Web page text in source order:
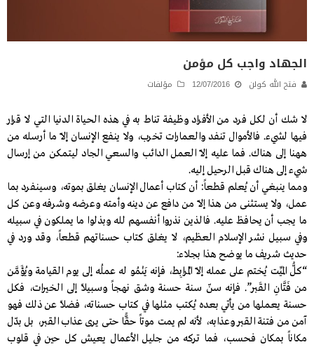
الجهاد واجب كل مؤمن
فتح الله كولن 12/07/2016 مؤلفات
لا شك أن لكل فرد من الأفراد وظيفة تناط به في هذه الحياة الدنيا التي لا قرار
فيها لشيء. فالأموال تنفد والعمارات تخرب، ولا ينفع الإنسان إلاّ ما أرسله من
ههنا إلى هناك. فما عليه إلاّ العمل الدائب والسعي الجاد ليتمكن من إرسال
شيء إلى هناك قبل الرحيل إليه.
ومما ينبغي أن يُعلم قطعاً: أن كتاب أعمال الإنسان يغلق بموته، وسينفرد بما
عمل، ولا يستثنى من هذا إلاّ من دافع عن دينه وأمته وعرضه وشرفه وعن كل
ما يجب أن يحافظ عليه. فالذين نذروا أنفسهم لله وبذلوا ما يملكون في سبيله
وفي سبيل نشر الإسلام العظيم، لا يغلق كتاب حسناتهم قطعاً، وقد ورد في
حديث شريف ما يوضح هذا بجلاء:
“كلُّ الميِّت يُختم على عمله إلاّ المُرابِط، فإنه يَنْمُو له عملُه إلى يوم القيامة ويُؤَمَّن
من فَتَّانِ القَبر”. فإنه سنّ سنة حسنة وشق نهجاً وسبيلاً إلى الخيرات، فكل
حسنة يعملها من يأتي بعده يُكتب مثلها في كتاب حسناته، فضلاً عن ذلك فهو
آمن من فتنة القبر وعذابه، لأنه لم يمت موتاً حقًّا حتى يرى عذاب القبر، بل بدّل
مكاناً بمكان فحسب، فما تركه من جليل الأعمال يعيش كل حين في قلوب